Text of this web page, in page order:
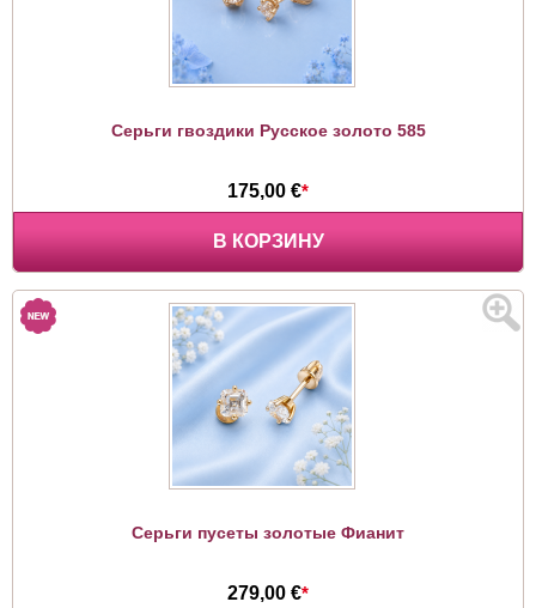
Серьги гвоздики Русское золото 585
175,00 €*
В КОРЗИНУ
Серьги пусеты золотые Фианит
279,00 €*